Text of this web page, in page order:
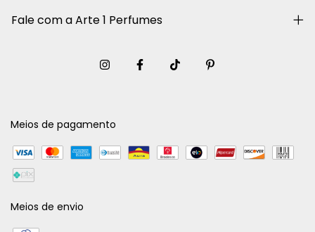
Fale com a Arte 1 Perfumes
Meios de pagamento
Meios de envio